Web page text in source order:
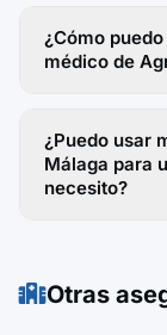
¿Cómo
médico de
¿Puedo usar
Málaga para
necesito?
Otras